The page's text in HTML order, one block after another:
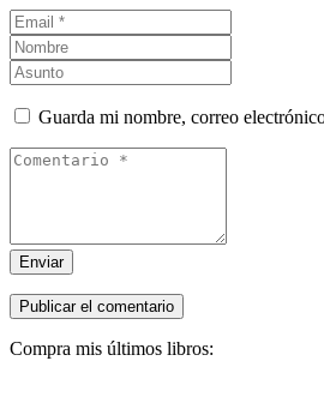
Guarda mi nombre, correo
Enviar
Compra mis últimos libros: